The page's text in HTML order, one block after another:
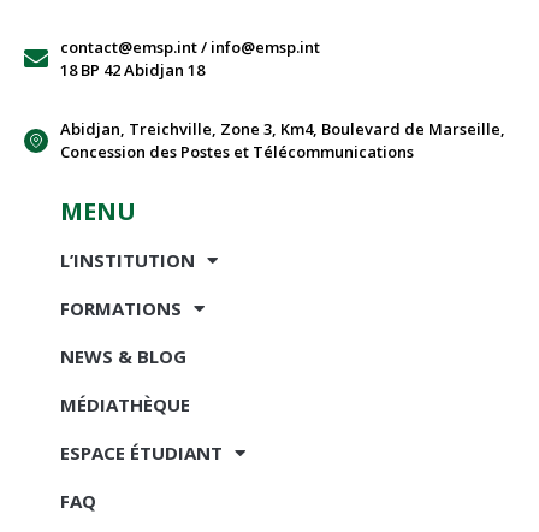
contact@emsp.int / info@emsp.int
18 BP 42 Abidjan 18
Abidjan, Treichville, Zone 3, Km4, Boulevard de Marseille,
Concession des Postes et Télécommunications
MENU
L’INSTITUTION
FORMATIONS
NEWS & BLOG
MÉDIATHÈQUE
ESPACE ÉTUDIANT
FAQ